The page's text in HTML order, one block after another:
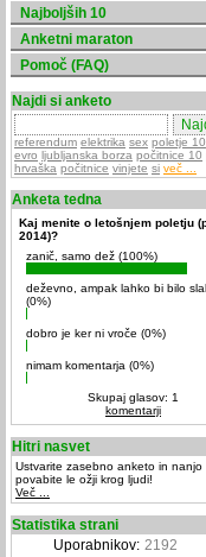
Najboljših 10
Anketni maraton
Pomoč (FAQ)
Najdi si anketo
referendum elektrika sex poletje 10
evro ljubljanska borza počitnice 10
hrvaška počitnice vinjete si več ...
Anketa tedna
Kaj menite o letošnjem poletju
2014)?
zanič, samo dež (100%)
deževno, ampak lahko bi bilo
(0%)
dobro je ker ni vroče (0%)
nimam komentarja (0%)
Skupaj glasov: 1
komentarji
Hitri nasvet
Ustvarite zasebno anketo in nanjo
povabite le ožji krog ljudi!
Več ...
Statistika strani
Uporabnikov: 2192